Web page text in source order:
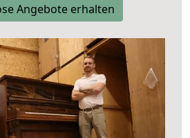
Angebote erhalten